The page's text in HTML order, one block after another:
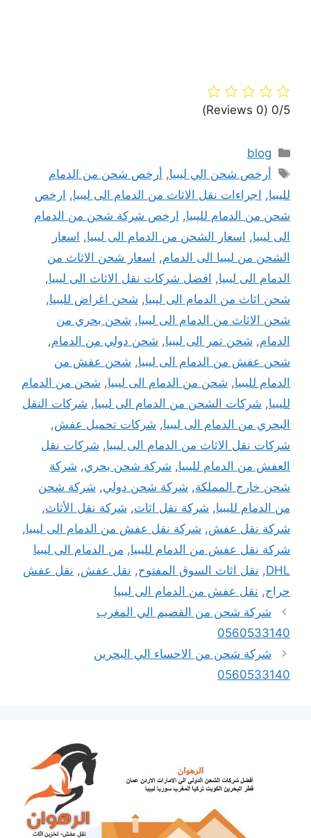
0/5
(0 Reviews)
التصنيفات
blog
الوسوم
أرخص شحن الي ليبيا, أرخص شحن من الدمام
لليبيا, اجراءات نقل الاثاث من الدمام الى ليبيا, ارخص
شحن من الدمام لليبيا, ارخص شركة شحن من الدمام
الى ليبيا, اسعار الشحن من الدمام الى ليبيا, اسعار
الشحن من ليبيا الى الدمام, اسعار شحن الاثاث من
الدمام الى ليبيا, افضل شركات نقل الاثاث الى ليبيا,
شحن اثاث من الدمام الى ليبيا, شحن اغراض لليبيا,
شحن الاثاث من الدمام الى ليبيا, شحن بحري من
الدمام, شحن تمر الى ليبيا, شحن دولي من الدمام,
شحن عفش من الدمام الى ليبيا, شحن عفش من
الدمام لليبيا, شحن من الدمام الى ليبيا, شحن من الدمام
لليبيا, شركات الشحن من الدمام الى ليبيا, شركات النقل
البحري من الدمام الى ليبيا, شركات تحميل عفش,
شركات نقل الاثاث من الدمام الى ليبيا, شركات نقل
العفش من الدمام لليبيا, شركة شحن بحري, شركة
شحن خارج المملكة, شركة شحن دولي, شركة شحن
من الدمام لليبيا, شركة نقل اثاث, شركة نقل الأثاث,
شركة نقل عفش, شركة نقل عفش من الدمام الى ليبيا,
شركة نقل عفش من الدمام لليبيا, من الدمام الى ليبيا
DHL
, نقل اثاث السوق المفتوح, نقل عفش, نقل عفش
حراج, نقل عفش من الدمام الى ليبيا
شركة شحن من القصيم الي المغرب
0560533140
شركة شحن من الاحساء الي البحرين
0560533140